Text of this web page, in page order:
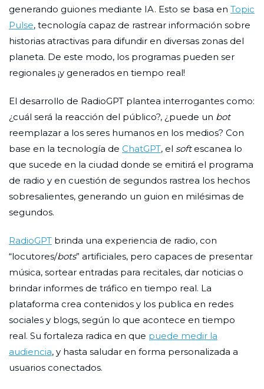
generando guiones mediante IA. Esto se basa en Topic
Pulse, tecnología capaz de rastrear información sobre
historias atractivas para difundir en diversas zonas del
planeta. De este modo, los programas pueden ser
regionales ¡y generados en tiempo real!
El desarrollo de RadioGPT plantea interrogantes como:
¿cuál será la reacción del público?, ¿puede un bot
reemplazar a los seres humanos en los medios? Con
base en la tecnología de ChatGPT, el softescanea lo
que sucede en la ciudad donde se emitirá el programa
de radio y en cuestión de segundos rastrea los hechos
sobresalientes, generando un guion en milésimas de
segundos.
RadioGPT brinda una experiencia de radio, con
“locutores/bots” artificiales, pero capaces de presentar
música, sortear entradas para recitales, dar noticias o
brindar informes de tráfico en tiempo real. La
plataforma crea contenidos y los publica en redes
sociales y blogs, según lo que acontece en tiempo
real. Su fortaleza radica en que puede medir la
audiencia, y hasta saludar en forma personalizada a
usuarios conectados.